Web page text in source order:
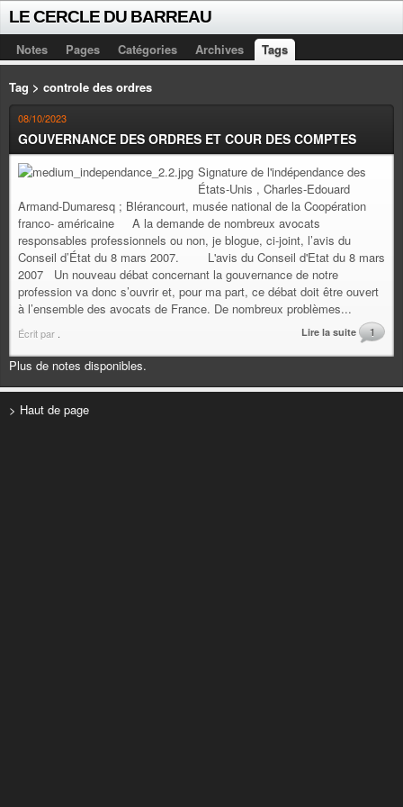
LE CERCLE DU BARREAU
Notes Pages Catégories Archives Tags
Tag > controle des ordres
08/10/2023
GOUVERNANCE DES ORDRES ET COUR DES COMPTES
Signature de l'indépendance des
États-Unis , Charles-Edouard
Armand-Dumaresq ; Blérancourt, musée national de la Coopération
franco- américaine A la demande de nombreux avocats
responsables professionnels ou non, je blogue, ci-joint, l’avis du
Conseil d’État du 8 mars 2007. L'avis du Conseil d'Etat du 8 mars
2007 Un nouveau débat concernant la gouvernance de notre
profession va donc s’ouvrir et, pour ma part, ce débat doit être ouvert
à l’ensemble des avocats de France. De nombreux problèmes...
Écrit par Lire la suite 1
Plus de notes disponibles.
> Haut de page